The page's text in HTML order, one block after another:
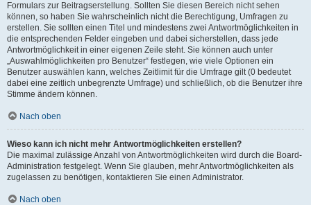
Formulars zur Beitragserstellung. Sollten Sie diesen Bereich nicht sehen
können, so haben Sie wahrscheinlich nicht die Berechtigung, Umfragen zu
erstellen. Sie sollten einen Titel und mindestens zwei Antwortmöglichkeiten in
die entsprechenden Felder eingeben und dabei sicherstellen, dass jede
Antwortmöglichkeit in einer eigenen Zeile steht. Sie können auch unter
„Auswahlmöglichkeiten pro Benutzer“ festlegen, wie viele Optionen ein
Benutzer auswählen kann, welches Zeitlimit für die Umfrage gilt (0 bedeutet
dabei eine zeitlich unbegrenzte Umfrage) und schließlich, ob die Benutzer ihre
Stimme ändern können.
Nach oben
Wieso kann ich nicht mehr Antwortmöglichkeiten erstellen?
Die maximal zulässige Anzahl von Antwortmöglichkeiten wird durch die Board-
Administration festgelegt. Wenn Sie glauben, mehr Antwortmöglichkeiten als
zugelassen zu benötigen, kontaktieren Sie einen Administrator.
Nach oben